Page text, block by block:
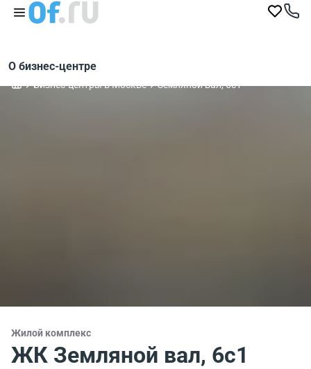
О бизнес-центре
Бизнес-центры в Москве Земляной вал, 6с1
Жилой комплекс
ЖК Земляной вал, 6с1